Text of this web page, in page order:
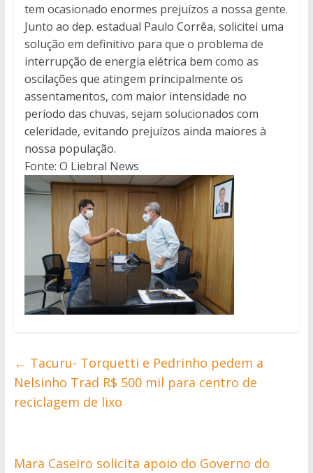
tem ocasionado enormes prejuízos a nossa gente.
Junto ao dep. estadual Paulo Corrêa, solicitei uma
solução em definitivo para que o problema de
interrupção de energia elétrica bem como as
oscilações que atingem principalmente os
assentamentos, com maior intensidade no
período das chuvas, sejam solucionados com
celeridade, evitando prejuízos ainda maiores à
nossa população.
Fonte: O Liebral News
← Tacuru- Torquetti e Pedrinho pedem a
Nelsinho Trad R$ 500 mil para centro de
reciclagem de lixo
Mara Caseiro solicita apoio do Governo do